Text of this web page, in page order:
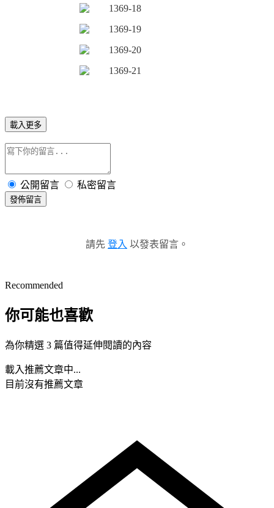
載入更多
公開留言 私密留言
發佈留言
請先 登入 以發表留言。
Recommended
你可能也喜歡
為你精選 3 篇值得延伸閱讀的內容
載入推薦文章中...
目前沒有推薦文章